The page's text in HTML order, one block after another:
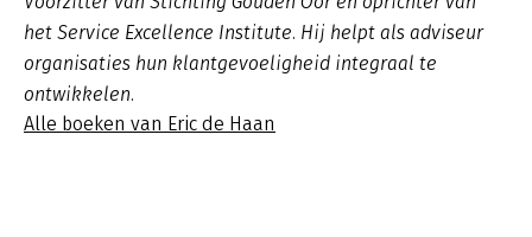
het Service Excellence Institute. Hij helpt als adviseur
organisaties hun klantgevoeligheid integraal te
ontwikkelen.
Alle boeken van Eric de Haan